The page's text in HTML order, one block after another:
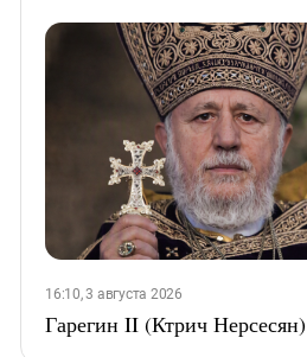
16:10, 3 августа 2026
Гарегин II (Ктрич Нерсесян)